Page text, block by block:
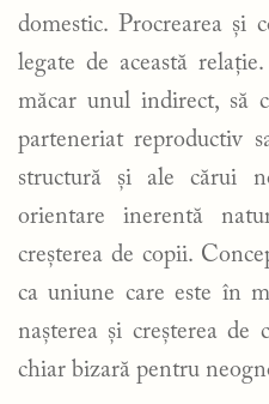
domestic. Procrearea și
legate de această
măcar unul indirect, să
parteneriat reproductiv
structură și ale cărui
orientare inerentă
creșterea de copii.
ca uniune care este în
nașterea și creșterea
chiar bizară pentru